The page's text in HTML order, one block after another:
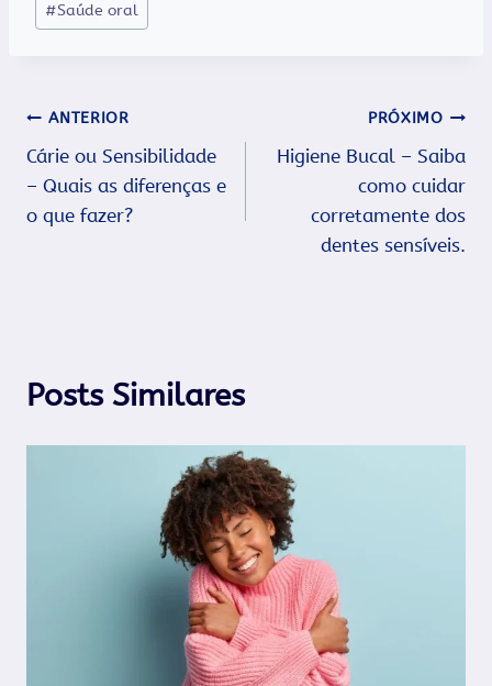
Post:
#Saúde oral
Navegação
de
Post
ANTERIOR
Cárie ou Sensibilidade
– Quais as diferenças e
o que fazer?
PRÓXIMO
Higiene Bucal – Saiba
como cuidar
corretamente dos
dentes sensíveis.
Posts Similares